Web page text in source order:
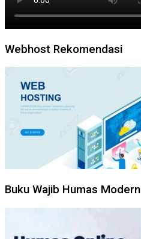
Webhost Rekomendasi
Buku Wajib Humas Modern